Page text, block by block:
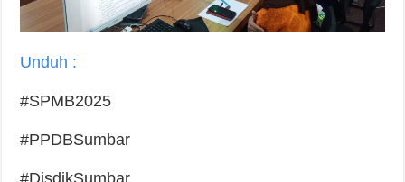
Unduh :
#SPMB2025
#PPDBSumbar